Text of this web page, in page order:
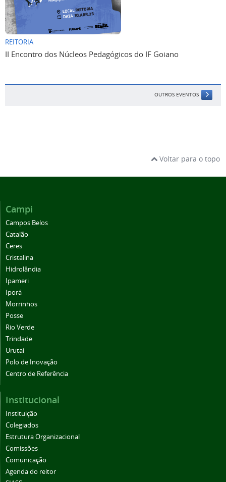
REITORIA
II Encontro dos Núcleos Pedagógicos do IF Goiano
OUTROS EVENTOS
Voltar para o topo
Campi
Campos Belos
Catalão
Ceres
Cristalina
Hidrolândia
Ipameri
Iporá
Morrinhos
Posse
Rio Verde
Trindade
Urutaí
Polo de Inovação
Centro de Referência
Institucional
Instituição
Colegiados
Estrutura Organizacional
Comissões
Comunicação
Agenda do reitor